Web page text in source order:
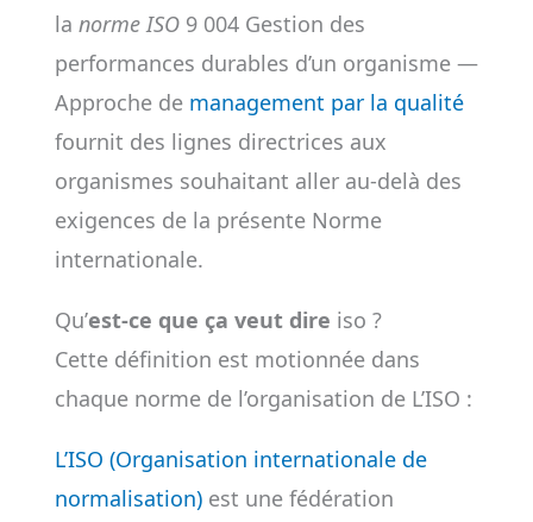
la norme ISO9 004 Gestion des
performances durables d’un organisme —
Approche de management par la qualité
fournit des lignes directrices aux
organismes souhaitant aller au-delà des
exigences de la présente Norme
internationale.
Qu’est-ce que ça veut dire iso ?
Cette définition est motionnée dans
chaque norme de l’organisation de L’ISO :
L’ISO (Organisation internationale de
normalisation)est une fédération